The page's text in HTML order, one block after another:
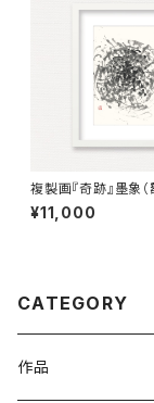
複製画『奇跡』墨象
production
e」（Framed）
¥11,000
CATEGORY
作品